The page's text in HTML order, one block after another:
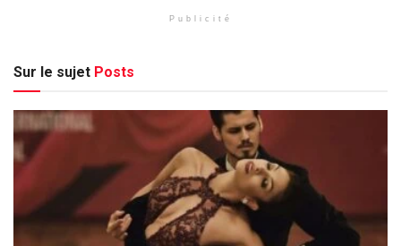
Publicité
Sur le sujet Posts